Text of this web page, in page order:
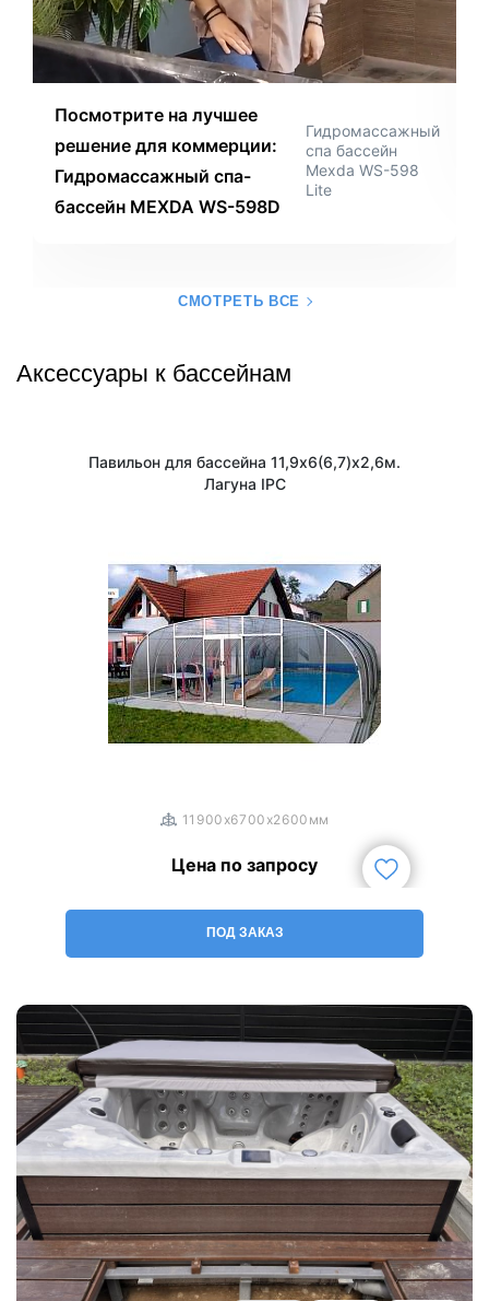
Посмотрите на лучшее
решение для коммерции:
Гидромассажный спа-
бассейн MEXDA WS-598D
Гидромассажный
спа бассейн
Mexda WS-598
Lite
СМОТРЕТЬ ВСЕ
Аксессуары к бассейнам
Павильон для бассейна 11,9х6(6,7)х2,6м.
Лагуна IPC
11900x6700x2600мм
Цена по запросу
ПОД ЗАКАЗ